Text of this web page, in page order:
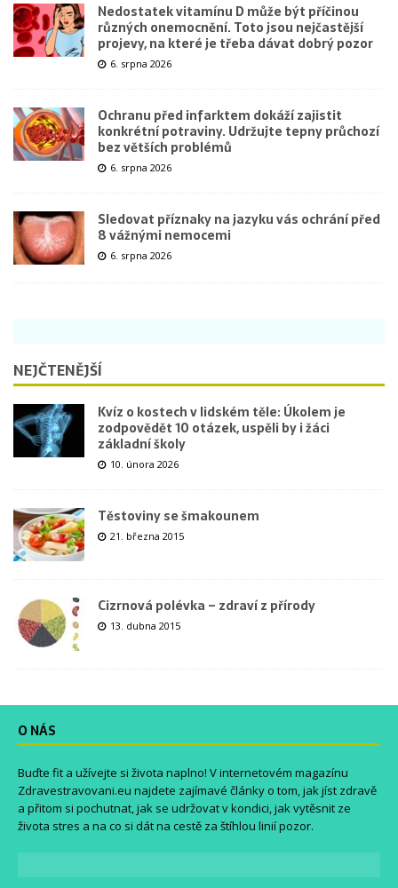
Nedostatek vitamínu D může být příčinou
různých onemocnění. Toto jsou nejčastější
projevy, na které je třeba dávat dobrý pozor
6. srpna 2026
Ochranu před infarktem dokáží zajistit
konkrétní potraviny. Udržujte tepny průchozí
bez větších problémů
6. srpna 2026
Sledovat příznaky na jazyku vás ochrání před
8 vážnými nemocemi
6. srpna 2026
NEJČTENĚJŠÍ
Kvíz o kostech v lidském těle: Úkolem je
zodpovědět 10 otázek, uspěli by i žáci
základní školy
10. února 2026
Těstoviny se šmakounem
21. března 2015
Cizrnová polévka – zdraví z přírody
13. dubna 2015
O NÁS
Buďte fit a užívejte si života naplno! V internetovém magazínu
Zdravestravovani.eu najdete zajímavé články o tom, jak jíst zdravě
a přitom si pochutnat, jak se udržovat v kondici, jak vytěsnit ze
života stres a na co si dát na cestě za štíhlou linií pozor.